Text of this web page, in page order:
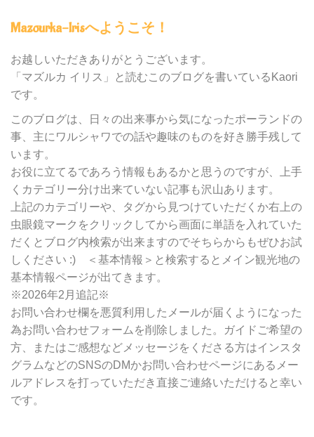
の
テ
ゴ
ー
別
検
索
Mazourka-Irisへようこそ！
お越しいただきありがとうございます。
「マズルカ イリス」と読むこのブログを書いているKaori
です。
このブログは、日々の出来事から気になったポーランドの
事、主にワルシャワでの話や趣味のものを好き勝手残して
います。
お役に立てるであろう情報もあるかと思うのですが、上手
くカテゴリー分け出来ていない記事も沢山あります。
上記のカテゴリーや、タグから見つけていただくか右上の
虫眼鏡マークをクリックしてから画面に単語を入れていた
だくとブログ内検索が出来ますのでそちらからもぜひお試
しください :) ＜基本情報＞と検索するとメイン観光地の
基本情報ページが出てきます。
※2026年2月追記※
お問い合わせ欄を悪質利用したメールが届くようになった
為お問い合わせフォームを削除しました。ガイドご希望の
方、またはご感想などメッセージをくださる方はインスタ
グラムなどのSNSのDMかお問い合わせページにあるメー
ルアドレスを打っていただき直接ご連絡いただけると幸い
です。